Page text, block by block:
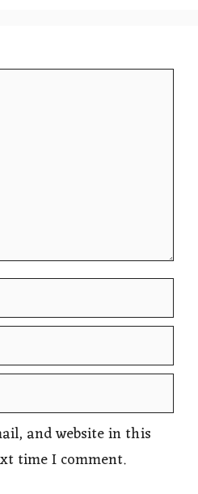
and website in this
time I comment.